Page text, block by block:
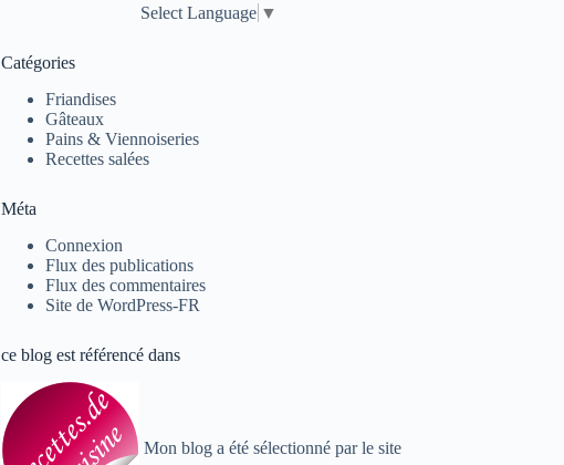
Select Language ▼
Catégories
Friandises
Gâteaux
Pains & Viennoiseries
Recettes salées
Méta
Connexion
Flux des publications
Flux des commentaires
Site de WordPress-FR
ce blog est référencé dans
Mon blog a été sélectionné par le site